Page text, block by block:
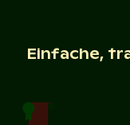
Einfache,